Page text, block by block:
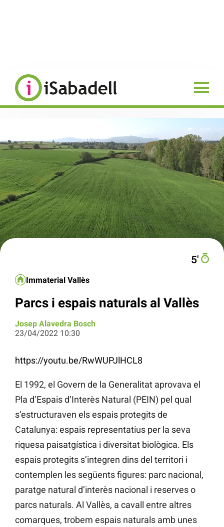
5′
Immaterial Vallès
Parcs i espais naturals al Vallès
Josep Alavedra Bosch
23/04/2022 10:30
https://youtu.be/RwWUPJlHCL8
El 1992, el Govern de la Generalitat aprovava el
Pla d’Espais d’Interès Natural (PEIN) pel qual
s’estructuraven els espais protegits de
Catalunya: espais representatius per la seva
riquesa paisatgística i diversitat biològica. Els
espais protegits s’integren dins del territori i
contemplen les següents figures: parc nacional,
paratge natural d’interès nacional i reserves o
parcs naturals. Al Vallès, a cavall entre altres
comarques, trobem espais naturals amb unes